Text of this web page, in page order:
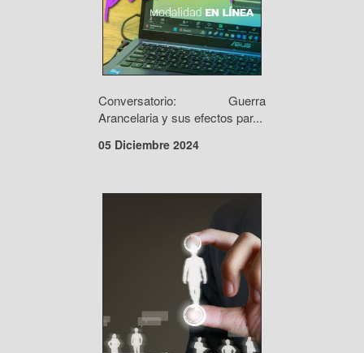
Conversatorio: Guerra
Arancelaria y sus efectos par...
05 Diciembre 2024